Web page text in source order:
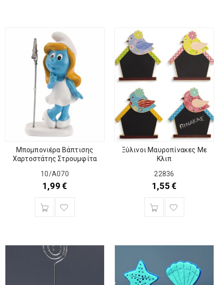
Μπομπονιέρα Βάπτισης
Χαρτοστάτης Στρουμφίτα
10/Α070
1,99€
Ξύλινοι Μαυροπίνακες Με
Κλιπ
22836
1,55€